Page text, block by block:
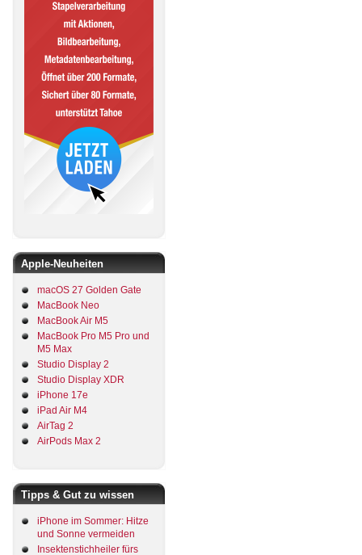
Apple-Neuheiten
macOS 27 Golden Gate
MacBook Neo
MacBook Air M5
MacBook Pro M5 Pro und
M5 Max
Studio Display 2
Studio Display XDR
iPhone 17e
iPad Air M4
AirTag 2
AirPods Max 2
Tipps & Gut zu wissen
iPhone im Sommer: Hitze
und Sonne vermeiden
Insektenstichheiler fürs